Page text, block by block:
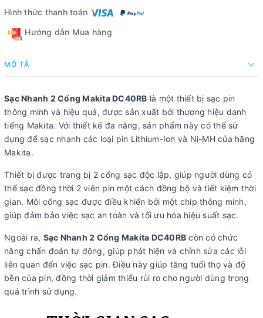
Hình thức thanh toán
Hướng dẫn Mua hàng
MÔ TẢ
Sạc Nhanh 2 Cổng Makita DC40RB là một thiết bị sạc pin
thông minh và hiệu quả, được sản xuất bởi thương hiệu danh
tiếng Makita. Với thiết kế đa năng, sản phẩm này có thể sử
dụng để sạc nhanh các loại pin Lithium-Ion và Ni-MH của hãng
Makita.
Thiết bị được trang bị 2 cổng sạc độc lập, giúp người dùng có
thể sạc đồng thời 2 viên pin một cách đồng bộ và tiết kiệm thời
gian. Mỗi cổng sạc được điều khiển bởi một chip thông minh,
giúp đảm bảo việc sạc an toàn và tối ưu hóa hiệu suất sạc.
Ngoài ra, Sạc Nhanh 2 Cổng Makita DC40RB còn có chức
năng chẩn đoán tự động, giúp phát hiện và chỉnh sửa các lỗi
liên quan đến việc sạc pin. Điều này giúp tăng tuổi thọ và độ
bền của pin, đồng thời giảm thiểu rủi ro cho người dùng trong
quá trình sử dụng.